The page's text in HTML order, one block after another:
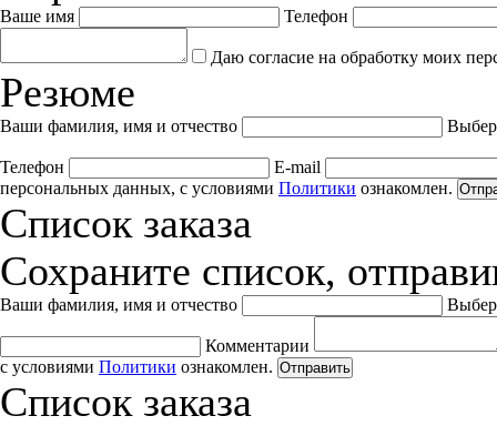
Ваше имя Телефон
Даю согласие на обработку моих
Резюме
Ваши фамилия, имя и отчество
Телефон
E-mail
персональных данных, с условиями Политики ознакомлен.
Список заказа
Сохраните список,
Ваши фамилия, имя и отчество
Комментарии
с условиями Политики ознакомлен. Отправить
Список заказа